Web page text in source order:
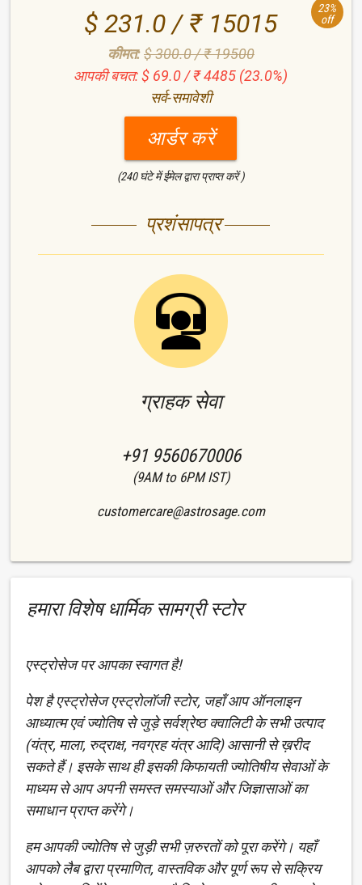
23%
off
$ 231.0 / ₹ 15015
कीमत:$ 300.0 / ₹ 19500
आपकी बचत: $ 69.0 / ₹ 4485 (23.0%)
सर्व-समावेशी
आर्डर करें
(240 घंटे में ईमेल द्वारा प्राप्त करें )
प्रशंसापत्र
ग्राहक सेवा
+91 9560670006
(9AM to 6PM IST)
customercare@astrosage.com
हमारा विशेष धार्मिक सामग्री स्टोर
एस्ट्रोसेज पर आपका स्वागत है!
पेश है एस्ट्रोसेज एस्ट्रोलॉजी स्टोर, जहाँ आप ऑनलाइन
आध्यात्म एवं ज्योतिष से जुड़े सर्वश्रेष्ठ क्वालिटी के सभी उत्पाद
(यंत्र, माला, रुद्राक्ष, नवग्रह यंत्र आदि) आसानी से ख़रीद
सकते हैं। इसके साथ ही इसकी किफायती ज्योतिषीय सेवाओं के
माध्यम से आप अपनी समस्त समस्याओं और जिज्ञासाओं का
समाधान प्राप्त करेंगे।
हम आपकी ज्योतिष से जुड़ी सभी ज़रुरतों को पूरा करेंगे। यहाँ
आपको लैब द्वारा प्रमाणित, वास्तविक और पूर्ण रूप से सक्रिय